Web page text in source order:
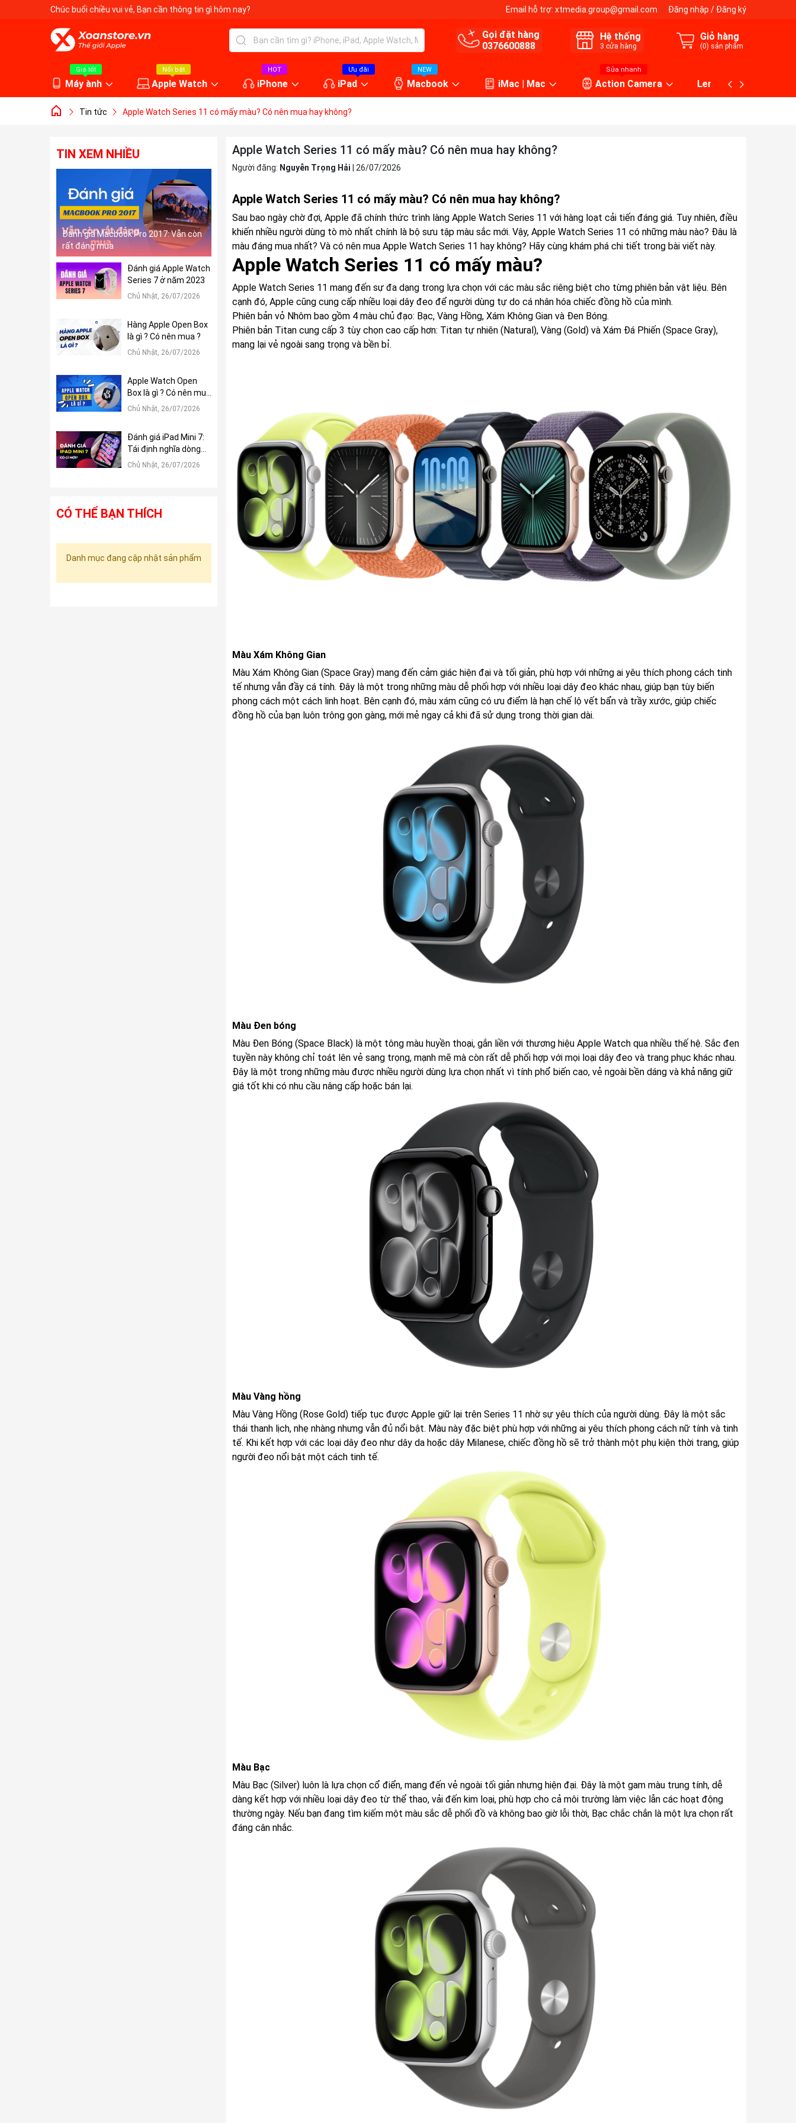
Chúc buổi chiều vui vẻ, Bạn cần thông tin gì hôm nay? Email hỗ trợ: xtmedia.group@gmail.com Đăng nhập / Đăng ký
Gọi đặt hàng
0376600888
Hệ thống
3 cửa hàng
Giỏ hàng
(0) sản phẩm
Giá tốt
Máy ành
Nổi bật
Apple Watch
HOT
iPhone
Ưu đãi
iPad
NEW
Macbook iMac | Mac
Sửa nhanh
Action Camera Lens máy ảnh
Tin tức Apple Watch Series 11 có mấy màu? Có nên mua hay không?
Apple Watch Series 11 có mấy màu? Có nên mua hay không?
Người đăng: Nguyễn Trọng Hải 26/07/2026
Apple Watch Series 11 có mấy màu? Có nên mua hay không?
Sau bao ngày chờ đợi, Apple đã chính thức trình làng Apple Watch Series 11 với hàng loạt cải tiến đáng giá. Tuy nhiên, điều
khiến nhiều người dùng tò mò nhất chính là bộ sưu tập màu sắc mới. Vậy, Apple Watch Series 11 có những màu nào? Đâu là
màu đáng mua nhất? Và có nên mua Apple Watch Series 11 hay không? Hãy cùng khám phá chi tiết trong bài viết này.
Apple Watch Series 11 có mấy màu?
Apple Watch Series 11 mang đến sự đa dạng trong lựa chọn với các màu sắc riêng biệt cho từng phiên bản vật liệu. Bên
cạnh đó, Apple cũng cung cấp nhiều loại dây đeo để người dùng tự do cá nhân hóa chiếc đồng hồ của mình.
Phiên bản vỏ Nhôm bao gồm 4 màu chủ đạo: Bạc, Vàng Hồng, Xám Không Gian và Đen Bóng.
Phiên bản Titan cung cấp 3 tùy chọn cao cấp hơn: Titan tự nhiên (Natural), Vàng (Gold) và Xám Đá Phiến (Space Gray),
mang lại vẻ ngoài sang trọng và bền bỉ.
Màu Xám Không Gian
Màu Xám Không Gian (Space Gray) mang đến cảm giác hiện đại và tối giản, phù hợp với những ai yêu thích phong cách tinh
tế nhưng vẫn đầy cá tính. Đây là một trong những màu dễ phối hợp với nhiều loại dây đeo khác nhau, giúp bạn tùy biến
phong cách một cách linh hoạt. Bên cạnh đó, màu xám cũng có ưu điểm là hạn chế lộ vết bẩn và trầy xước, giúp chiếc
đồng hồ của bạn luôn trông gọn gàng, mới mẻ ngay cả khi đã sử dụng trong thời gian dài.
Màu Đen bóng
Màu Đen Bóng (Space Black) là một tông màu huyền thoại, gắn liền với thương hiệu Apple Watch qua nhiều thế hệ. Sắc đen
tuyền này không chỉ toát lên vẻ sang trọng, mạnh mẽ mà còn rất dễ phối hợp với mọi loại dây đeo và trang phục khác nhau.
Đây là một trong những màu được nhiều người dùng lựa chọn nhất vì tính phổ biến cao, vẻ ngoài bền dáng và khả năng giữ
giá tốt khi có nhu cầu nâng cấp hoặc bán lại.
Màu Vàng hồng
Màu Vàng Hồng (Rose Gold) tiếp tục được Apple giữ lại trên Series 11 nhờ sự yêu thích của người dùng. Đây là một sắc
thái thanh lịch, nhẹ nhàng nhưng vẫn đủ nổi bật. Màu này đặc biệt phù hợp với những ai yêu thích phong cách nữ tính và tinh
tế. Khi kết hợp với các loại dây đeo như dây da hoặc dây Milanese, chiếc đồng hồ sẽ trở thành một phụ kiện thời trang, giúp
người đeo nổi bật một cách tinh tế.
Màu Bạc
Màu Bạc (Silver) luôn là lựa chọn cổ điển, mang đến vẻ ngoài tối giản nhưng hiện đại. Đây là một gam màu trung tính, dễ
dàng kết hợp với nhiều loại dây đeo từ thể thao, vải đến kim loại, phù hợp cho cả môi trường làm việc lẫn các hoạt động
thường ngày. Nếu bạn đang tìm kiếm một màu sắc dễ phối đồ và không bao giờ lỗi thời, Bạc chắc chắn là một lựa chọn rất
đáng cân nhắc.
TIN XEM NHIỀU
Đánh giá Macbook Pro 2017: Vẫn còn
rất đáng mua
Đánh giá Apple Watch
Series 7 ở năm 2023
Chủ Nhật, 26/07/2026
Hàng Apple Open Box
là gì ? Có nên mua ?
Chủ Nhật, 26/07/2026
Apple Watch Open
Box là gì ? Có nên mua
?
Chủ Nhật, 26/07/2026
Đánh giá iPad Mini 7:
Tái định nghĩa dòng
iPad Mini
Chủ Nhật, 26/07/2026
CÓ THỂ BẠN THÍCH
Danh mục đang cập nhật sản phẩm